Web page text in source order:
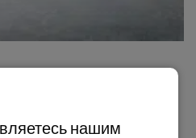
масле, заварной крем и
в зависимости от сезона)
нашим